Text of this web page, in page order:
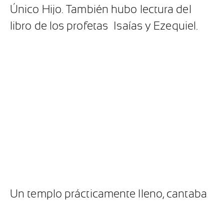
Único Hijo. También hubo lectura del
libro de los profetas Isaías y Ezequiel.
Un templo prácticamente lleno, cantaba